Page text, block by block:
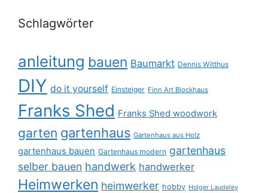
Schlagwörter
anleitung bauen Baumarkt Dennis Witthus
DIY do it yourself Einsteiger Finn Art Blockhaus
Franks Shed Franks Shed woodwork
garten gartenhaus Gartenhaus aus Holz
gartenhaus bauen Gartenhaus modern gartenhaus
selber bauen handwerk handwerker
Heimwerken heimwerker hobby Holger Laudeley